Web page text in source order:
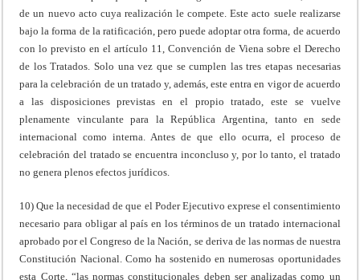
de un nuevo acto cuya realización le compete. Este acto suele realizarse
bajo la forma de la ratificación, pero puede adoptar otra forma, de acuerdo
con lo previsto en el artículo 11, Convención de Viena sobre el Derecho
de los Tratados. Solo una vez que se cumplen las tres etapas necesarias
para la celebración de un tratado y, además, este entra en vigor de acuerdo
a las disposiciones previstas en el propio tratado, este se vuelve
plenamente vinculante para la República Argentina, tanto en sede
internacional como interna. Antes de que ello ocurra, el proceso de
celebración del tratado se encuentra inconcluso y, por lo tanto, el tratado
no genera plenos efectos jurídicos.
10) Que la necesidad de que el Poder Ejecutivo exprese el consentimiento
necesario para obligar al país en los términos de un tratado internacional
aprobado por el Congreso de la Nación, se deriva de las normas de nuestra
Constitución Nacional. Como ha sostenido en numerosas oportunidades
esta Corte, “las normas constitucionales deben ser analizadas como un